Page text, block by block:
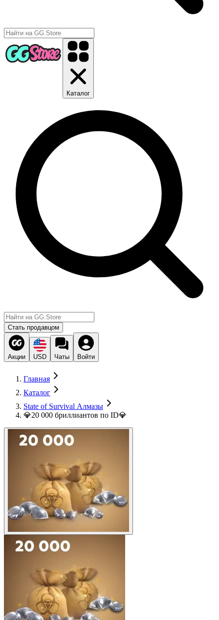
Каталог
Стать продавцом
Акции USD Чаты Войти
Главная
Каталог
State of Survival Алмазы
💎20 000 бриллиантов по ID💎